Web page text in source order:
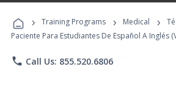
Programs
› Training Programs › Medical ›
Paciente Para Estudiantes De Español A Inglés
phone Call Us: 855.520.6806